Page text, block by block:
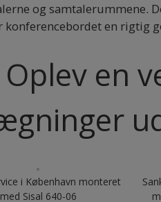
og samtalerummene.
konferencebordet en rigtig
Oplev en
i København monteret
med Sisal 640-06